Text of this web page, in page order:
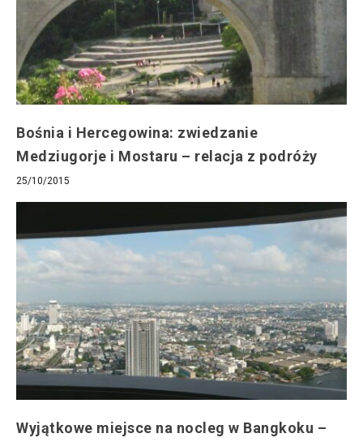
Bośnia i Hercegowina: zwiedzanie
Medziugorje i Mostaru – relacja z podróży
25/10/2015
Wyjątkowe miejsce na nocleg w Bangkoku –